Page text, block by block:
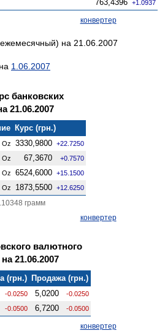
763,4396 +1.0937
конвертер
на 21.06.2007
1.06.2007
банковских
21.06.2007
Курс (грн.)
Oz 3330,9800 +22.7250
Oz 67,3670 +0.7570
Oz 6524,6000 +15.1500
Oz 1873,5500 +12.6250
грамм
конвертер
валютного
21.06.2007
(грн.)
Продажа (грн.)
-0.0250 5,0200 -0.0250
-0.0500 6,7200 -0.0500
конвертер